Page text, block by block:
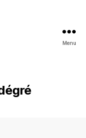
Menu